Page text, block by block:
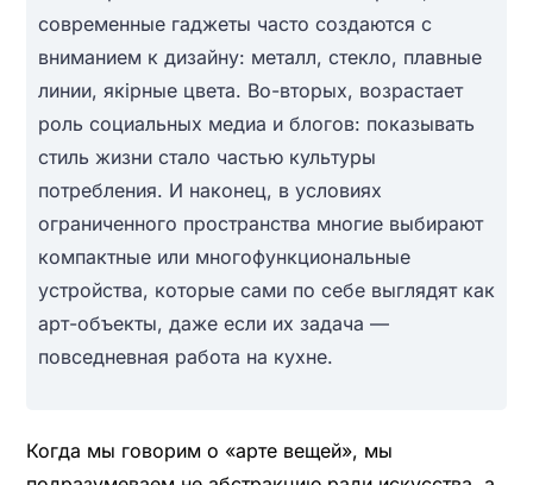
современные гаджеты часто создаются с
вниманием к дизайну: металл, стекло, плавные
линии, якірные цвета. Во-вторых, возрастает
роль социальных медиа и блогов: показывать
стиль жизни стало частью культуры
потребления. И наконец, в условиях
ограниченного пространства многие выбирают
компактные или многофункциональные
устройства, которые сами по себе выглядят как
арт-объекты, даже если их задача —
повседневная работа на кухне.
Когда мы говорим о «арте вещей», мы